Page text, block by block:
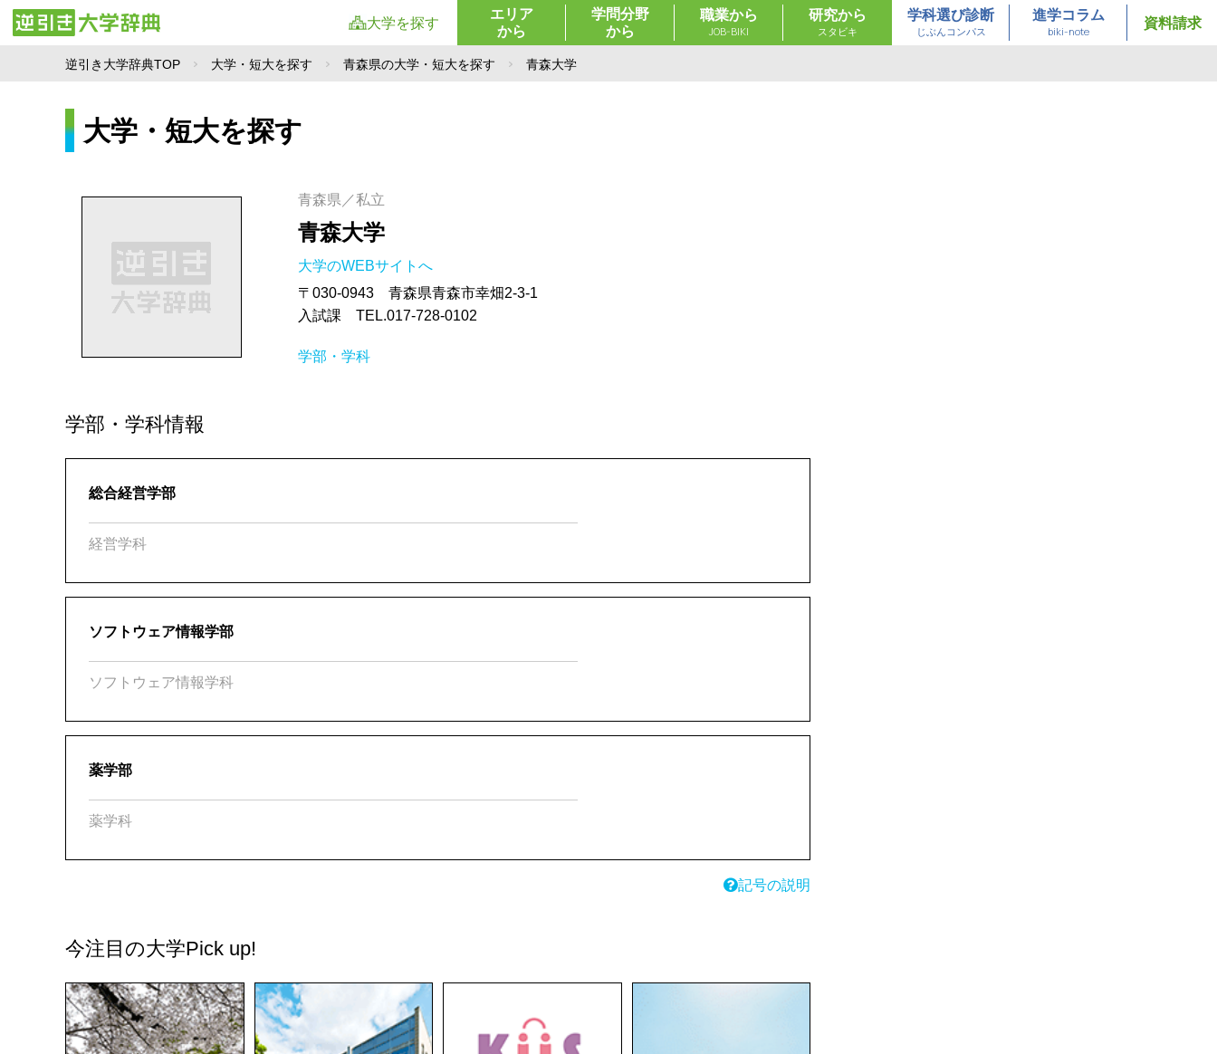
大学を探す
エリア
から
学問分野
から
職業から
JOB-BIKI
研究から
スタビキ
学科選び診断
じぶんコンパス
進学コラム
biki-note
資料請求
逆引き大学辞典TOP 大学・短大を探す 青森県の大学・短大を探す 青森大学
大学・短大を探す
青森県／私立
青森大学
大学のWEBサイトへ
〒030-0943 青森県青森市幸畑2-3-1
入試課 TEL.017-728-0102
学部・学科
学部・学科情報
総合経営学部
経営学科
ソフトウェア情報学部
ソフトウェア情報学科
薬学部
薬学科
記号の説明
今注目の大学Pick up!